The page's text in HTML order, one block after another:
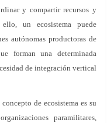
y compartir recursos y
ello, un ecosistema puede
autónomas productoras de
forman una determinada
de integración vertical
de ecosistema es su
paramilitares,